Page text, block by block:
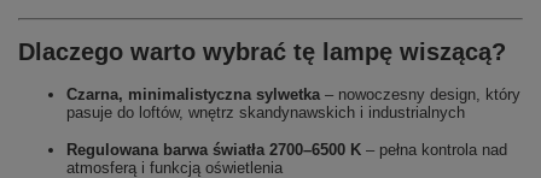
Dlaczego warto wybrać tę lampę wiszącą?
Czarna, minimalistyczna sylwetka– nowoczesny design, który
pasuje do loftów, wnętrz skandynawskich i industrialnych
Regulowana barwa światła 2700–6500 K – pełna kontrola nad
atmosferą i funkcją oświetlenia